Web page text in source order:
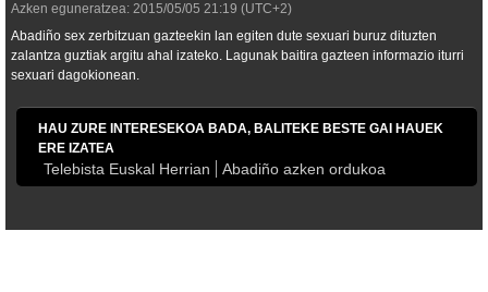
Azken eguneratzea: 2015/05/05 21:19 (UTC+2)
Abadiño sex zerbitzuan gazteekin lan egiten dute sexuari buruz dituzten
zalantza guztiak argitu ahal izateko. Lagunak baitira gazteen informazio iturri
sexuari dagokionean.
HAU ZURE INTERESEKOA BADA, BALITEKE BESTE GAI HAUEK
ERE IZATEA
Telebista Euskal Herrian Abadiño azken ordukoa